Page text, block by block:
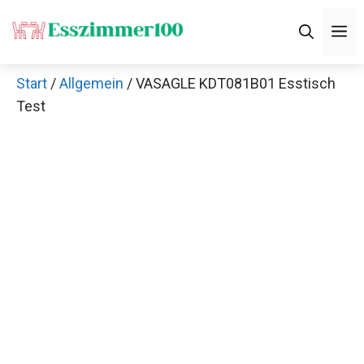
Inhalt
Start /Allgemein / VASAGLE KDT081B01 Esstisch
Test